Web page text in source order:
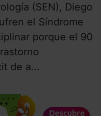
(SEN), Diego
el Síndrome
porque el 90
de a...